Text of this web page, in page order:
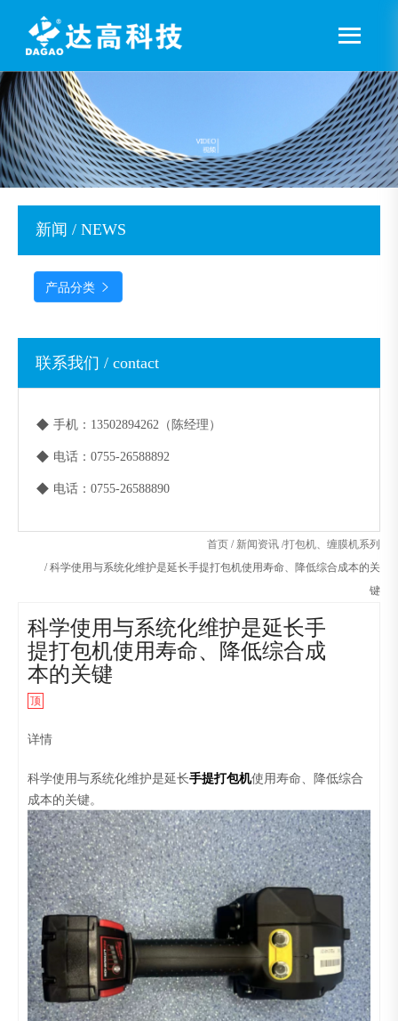
新闻 / NEWS
产品分类 
联系我们 / contact
◆ 手机：13502894262（陈经理）
◆ 电话：0755-26588892
◆ 电话：0755-26588890
首页 / 新闻资讯 /打包机、缠膜机系列
/科学使用与系统化维护是延长手提打包机使用寿命、降低综合成本的关
键
科学使用与系统化维护是延长手
提打包机使用寿命、降低综合成
本的关键
顶
详情
科学使用与系统化维护是延长手提打包机使用寿命、降低综合
成本的关键。